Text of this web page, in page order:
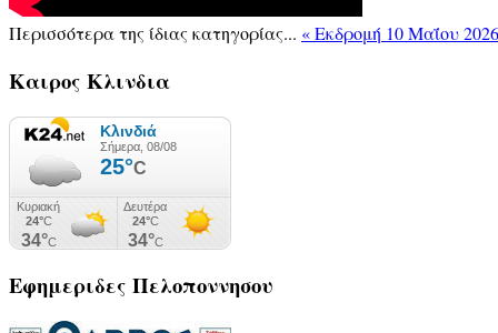
Περισσότερα της ίδιας κατηγορίας... « Εκδρομή 10 Μαΐου 2026
Καιρος Κλινδια
Εφημεριδες Πελοποννησου